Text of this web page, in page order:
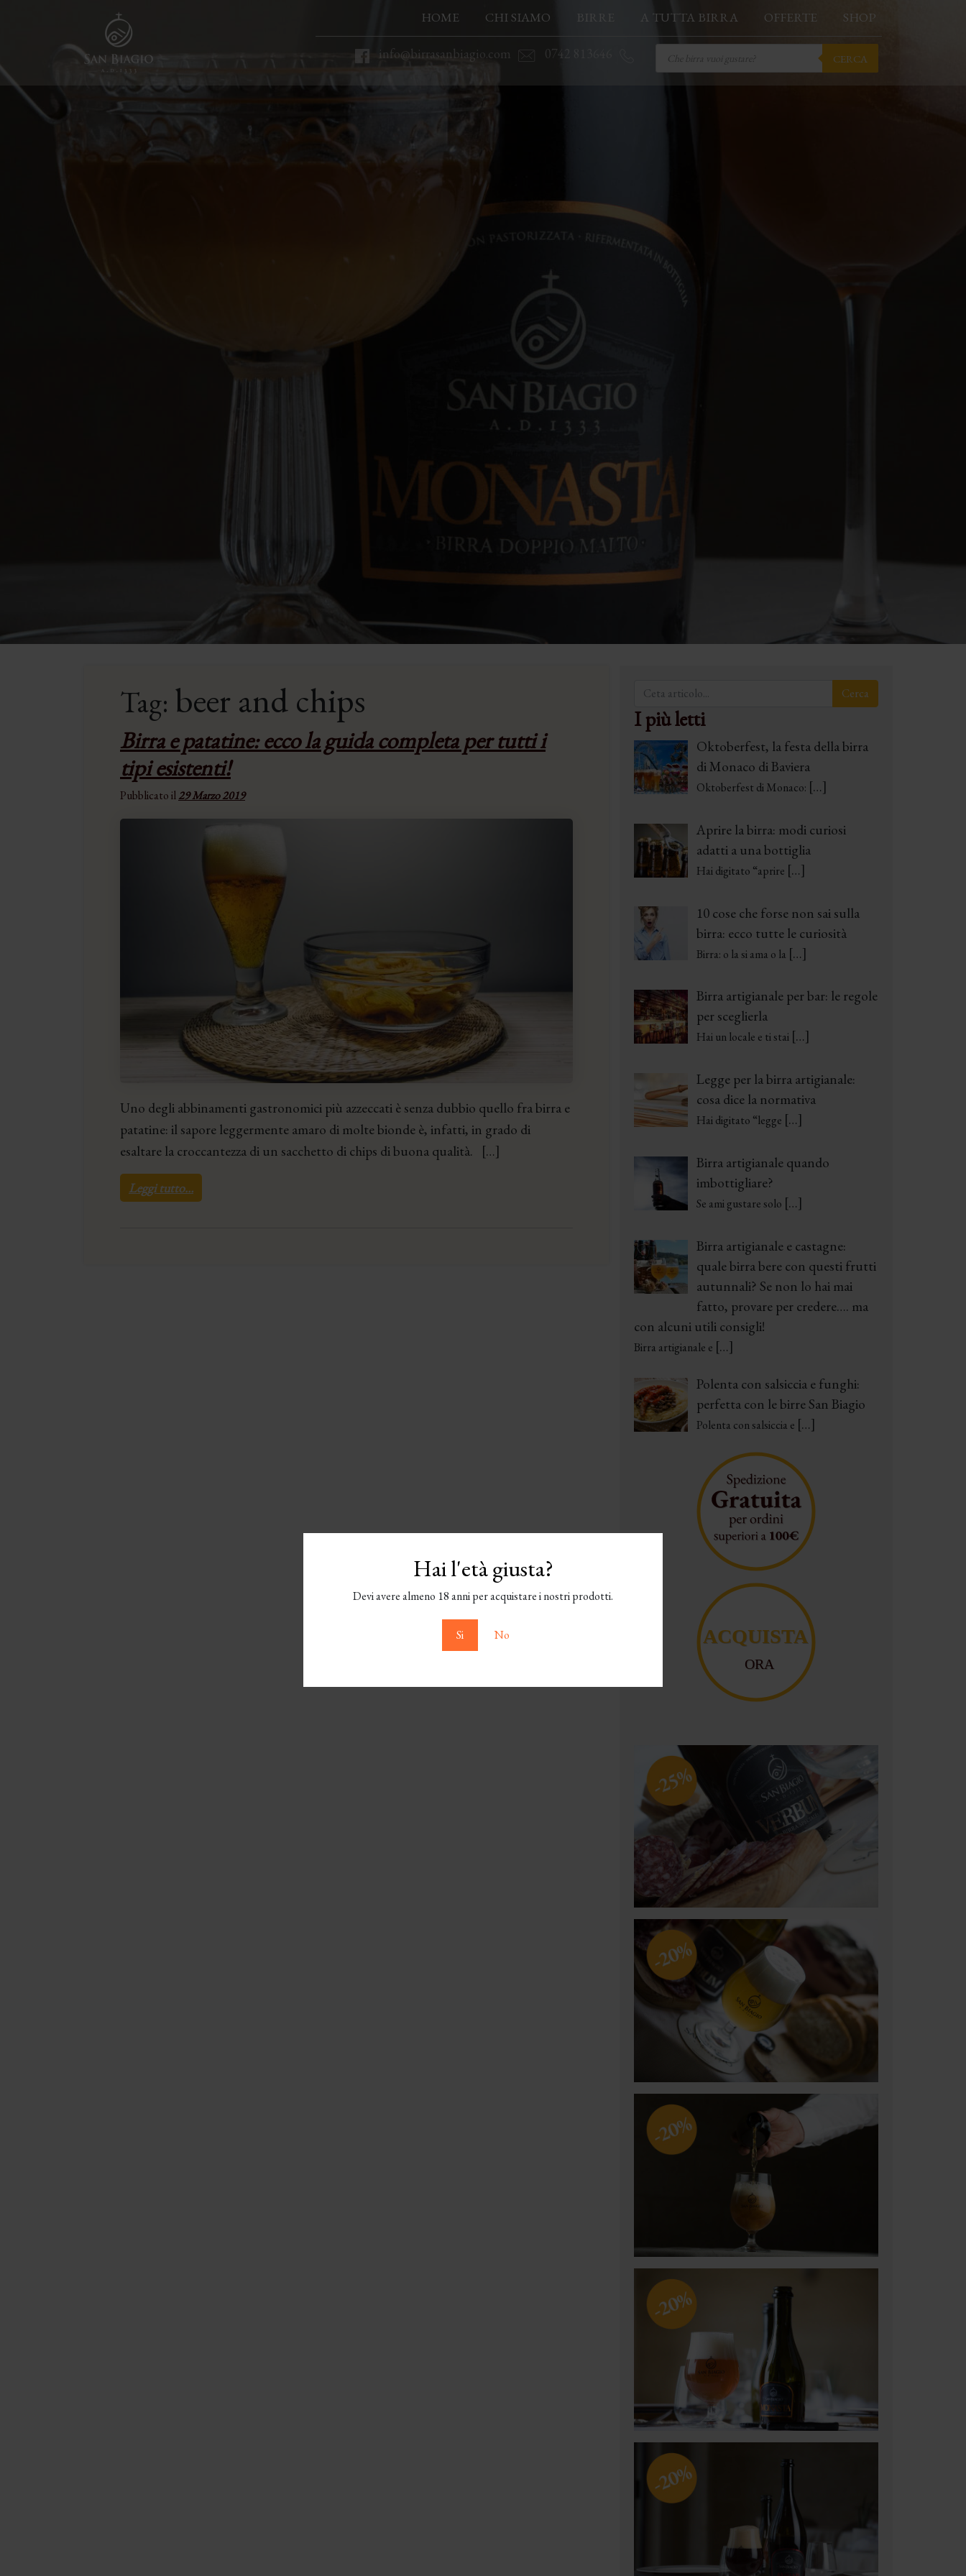
Hai l'età giusta?
Devi avere almeno 18 anni per acquistare i nostri prodotti.
Si No
HOME CHI SIAMO BIRRE A TUTTA BIRRA OFFERTE SHOP
info@birrasanbiagio.com 0742 813646 search CERCA
Tag: beer and chips
Birra e patatine: ecco la guida completa per tutti i
tipi esistenti!
Pubblicato il29 Marzo 2019
Uno degli abbinamenti gastronomici più azzeccati è senza dubbio quello fra birra e
patatine: il sapore leggermente amaro di molte bionde è, infatti, in grado di
esaltare la croccantezza di un sacchetto di chips di buona qualità. […]
Leggi tutto…
I più letti
Oktoberfest, la festa della birra
di Monaco di Baviera
Oktoberfest di Monaco: […]
Aprire la birra: modi curiosi
adatti a una bottiglia
Hai digitato “aprire […]
10 cose che forse non sai sulla
birra: ecco tutte le curiosità
Birra: o la si ama o la […]
Birra artigianale per bar: le regole
per sceglierla
Hai un locale e ti stai […]
Legge per la birra artigianale:
cosa dice la normativa
Hai digitato “legge […]
Birra artigianale quando
imbottigliare?
Se ami gustare solo […]
Birra artigianale e castagne:
quale birra bere con questi frutti
autunnali? Se non lo hai mai
fatto, provare per credere…. ma
con alcuni utili consigli!
Birra artigianale e […]
Polenta con salsiccia e funghi:
perfetta con le birre San Biagio
Polenta con salsiccia e […]